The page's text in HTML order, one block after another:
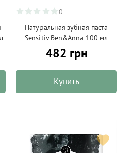
0
Натуральная зубная паста
Sensitiv Ben&Anna 100 мл
482 грн
Купить